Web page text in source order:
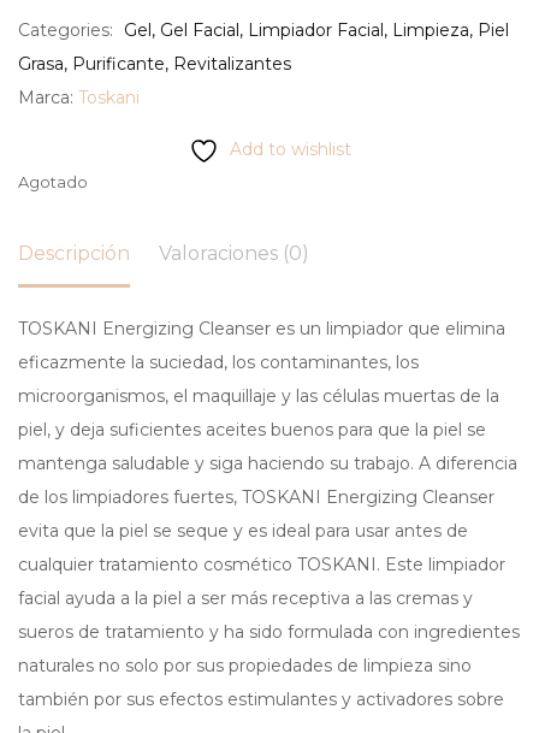
Categories: Gel, Gel Facial, Limpiador Facial, Limpieza, Piel
Grasa, Purificante, Revitalizantes
Marca: Toskani
Add to wishlist
Agotado
Descripción Valoraciones (0)
TOSKANI Energizing Cleanser es un limpiador que elimina
eficazmente la suciedad, los contaminantes, los
microorganismos, el maquillaje y las células muertas de la
piel, y deja suficientes aceites buenos para que la piel se
mantenga saludable y siga haciendo su trabajo. A diferencia
de los limpiadores fuertes, TOSKANI Energizing Cleanser
evita que la piel se seque y es ideal para usar antes de
cualquier tratamiento cosmético TOSKANI. Este limpiador
facial ayuda a la piel a ser más receptiva a las cremas y
sueros de tratamiento y ha sido formulada con ingredientes
naturales no solo por sus propiedades de limpieza sino
también por sus efectos estimulantes y activadores sobre